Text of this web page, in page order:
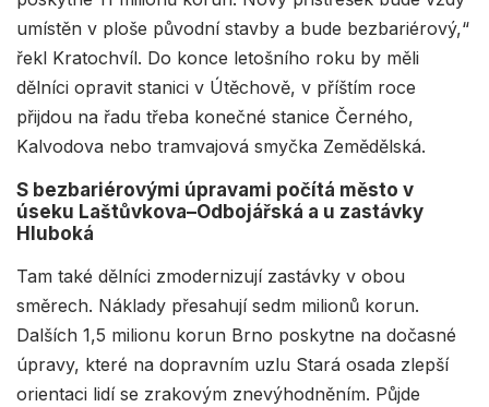
umístěn v ploše původní stavby a bude bezbariérový,“
řekl Kratochvíl. Do konce letošního roku by měli
dělníci opravit stanici v Útěchově, v příštím roce
přijdou na řadu třeba konečné stanice Černého,
Kalvodova nebo tramvajová smyčka Zemědělská.
S bezbariérovými úpravami počítá město v
úseku Laštůvkova–Odbojářská a u zastávky
Hluboká
Tam také dělníci zmodernizují zastávky v obou
směrech. Náklady přesahují sedm milionů korun.
Dalších 1,5 milionu korun Brno poskytne na dočasné
úpravy, které na dopravním uzlu Stará osada zlepší
orientaci lidí se zrakovým znevýhodněním. Půjde